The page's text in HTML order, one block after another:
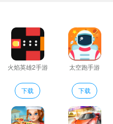
个医生好看病前要注意什么这
种计划接种提醒预约接种接种
接种；家庭健康管家家庭健康
个医生好看病前要注意什么这
；
的向患者展示形象照片个人介
造个人品牌形象；
火焰英雄2手游
下载
太空跑手游
下载